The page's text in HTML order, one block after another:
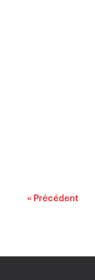
« Précédent